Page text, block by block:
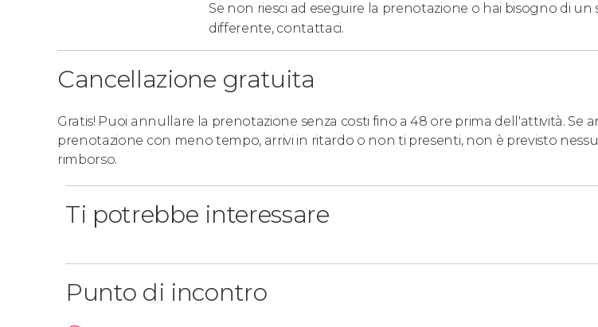
Se non riesci ad eseguire la prenotazione o hai bisogno di un
differente, contattaci.
Cancellazione gratuita
Gratis! Puoi annullare la prenotazione senza costi fino a 48 ore prima dell'attività. Se
prenotazione con meno tempo, arrivi in ritardo o non ti presenti, non è previsto
rimborso.
Ti potrebbe interessare
Punto di incontro